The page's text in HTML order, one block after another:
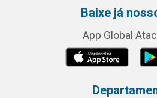
Baixe já
App Global